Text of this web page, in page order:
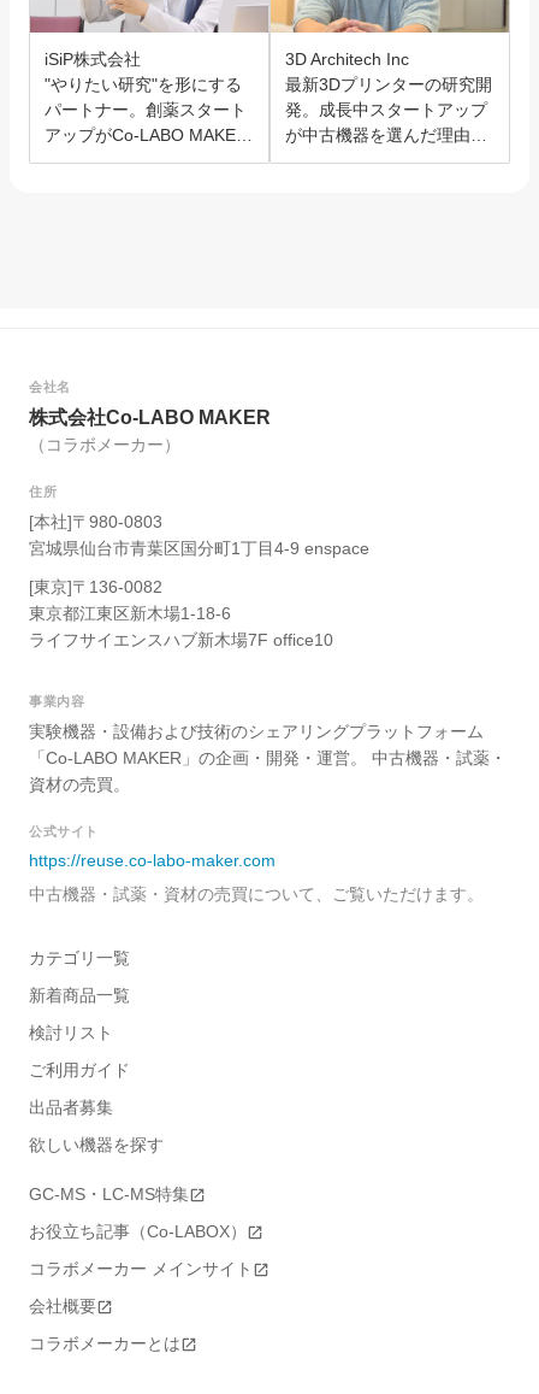
iSiP株式会社
"やりたい研究"を形にする
パートナー。創薬スタート
アップがCo-LABO MAKER
を選んだ理由。
3D Architech Inc
最新3Dプリンターの研究開
発。成長中スタートアップ
が中古機器を選んだ理由と
は？
会社名
株式会社Co-LABO MAKER
（コラボメーカー）
住所
[本社]〒980-0803
宮城県仙台市青葉区国分町1丁目4-9 enspace
[東京]〒136-0082
東京都江東区新木場1-18-6
ライフサイエンスハブ新木場7F office10
事業内容
実験機器・設備および技術のシェアリングプラットフォーム
「Co-LABO MAKER」の企画・開発・運営。 中古機器・試薬・
資材の売買。
公式サイト
https://reuse.co-labo-maker.com
中古機器・試薬・資材の売買について、ご覧いただけます。
カテゴリ一覧
新着商品一覧
検討リスト
ご利用ガイド
出品者募集
欲しい機器を探す
GC-MS・LC-MS特集
お役立ち記事（Co-LABOX）
コラボメーカー メインサイト
会社概要
コラボメーカーとは